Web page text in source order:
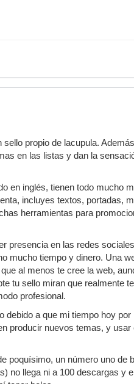
propio de lacupula.
en las listas y dan la
en inglés, tienen todo mucho
incluyes textos, portadas,
herramientas para
presencia en las redes
mucho tiempo y dinero. Una
al menos te cree la web,
tu sello miran que realmente
profesional.
debido a que mi tiempo hoy por
producir nuevos temas, y usar
poquísimo, un número uno de
no llega ni a 100 descargas y